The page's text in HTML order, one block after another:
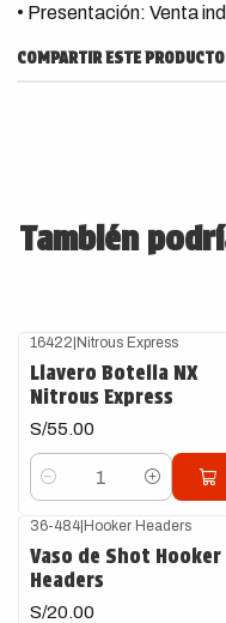
• Presentación: Venta
COMPARTIR ESTE PRODUCTO
También
16422 Nitrous Express
Llavero Botella NX
Nitrous Express
S/55.00
Cantidad
36-484| Hooker Headers
Vaso de Shot Hooker
Headers
S/20.00